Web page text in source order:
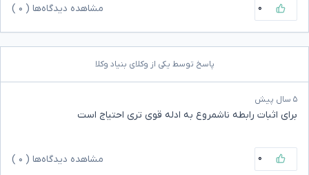
۰ مشاهده دیدگاه‌ها ( ۰
پاسخ توسط یکی از وکلای بنیاد وکلا
۵ سال پیش
برای اثبات رابطه ناشمروع به ادله قوی تری احتیاج است
۰ مشاهده دیدگاه‌ها ( ۰